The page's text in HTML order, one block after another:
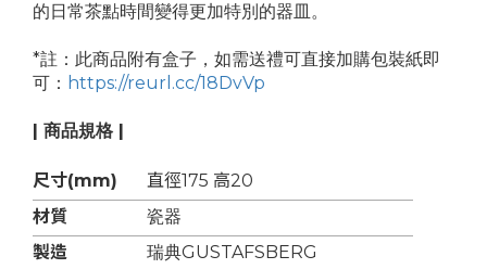
的日常茶點時間變得更加特別的器皿。
*註：此商品附有盒子，如需送禮可直接加購包裝紙即
可： https://reurl.cc/18DvVp
| 商品規格 |
尺寸(mm)
直徑175 高20
材質
瓷器
製造 瑞典GUSTAFSBERG